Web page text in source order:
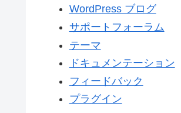
WordPress ブログ
サポートフォーラム
テーマ
ドキュメンテーション
フィードバック
プラグイン